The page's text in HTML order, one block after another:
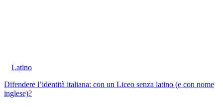
Latino
Difendere l’identità italiana: con un Liceo senza latino (e con nome
inglese)?